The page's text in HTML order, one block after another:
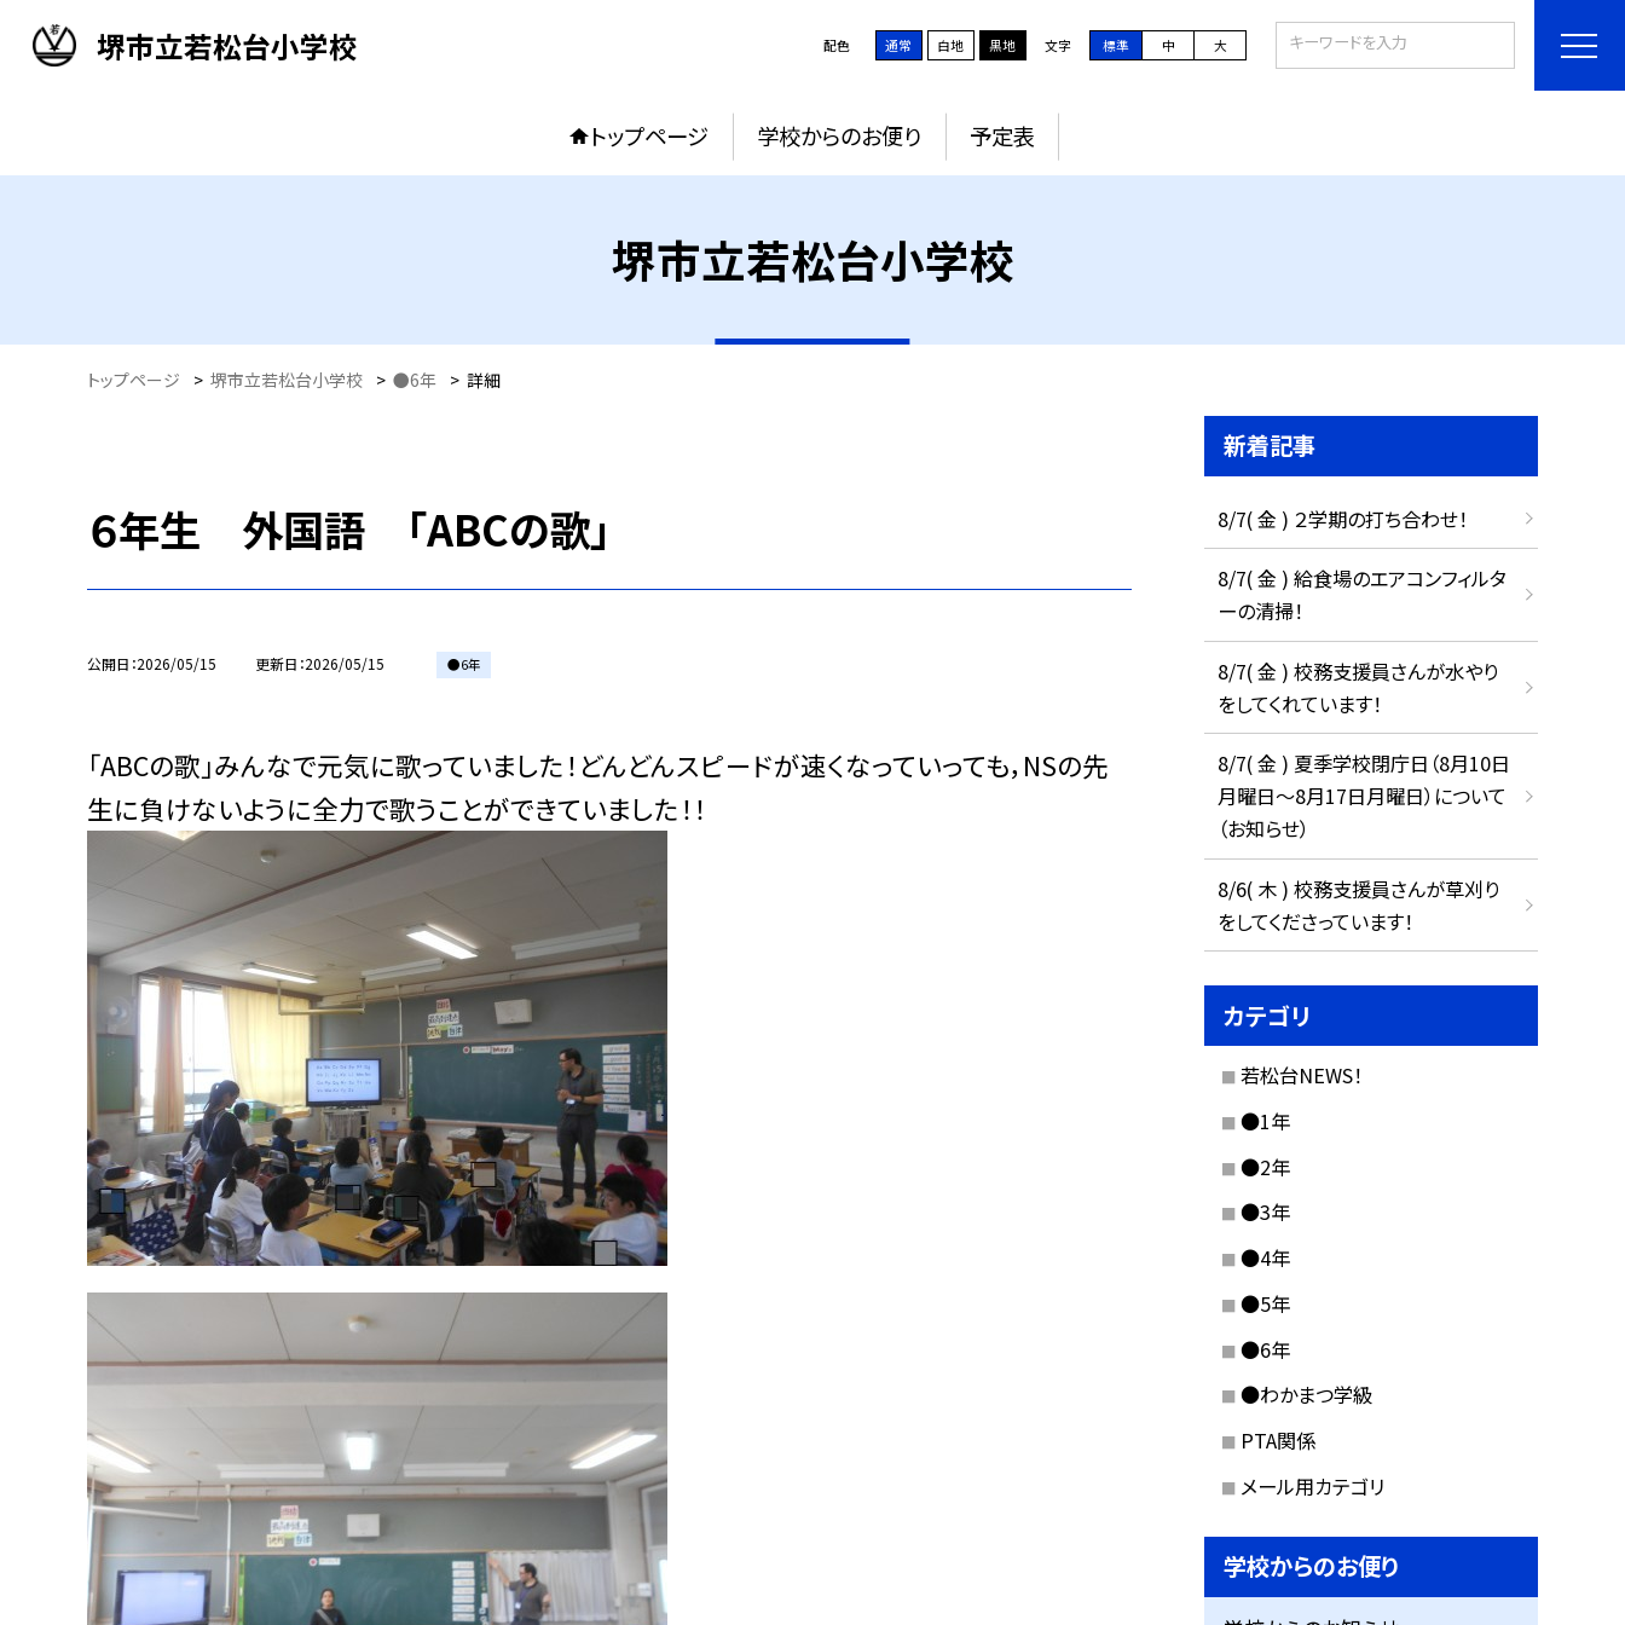
堺市立若松台小学校 配色 通常 白地 黒地 文字 標準 中 大
トップページ 学校からのお便り 予定表
堺市立若松台小学校
トップページ > 堺市立若松台小学校 > ●6年 > 詳細
６年生 外国語 「ABCの歌」
公開日 2026/05/15 更新日 2026/05/15 ●6年
「ABCの歌」みんなで元気に歌っていました！どんどんスピードが速くなっていっても，NSの先
生に負けないように全力で歌うことができていました！！
新着記事
8/7( 金 ) ２学期の打ち合わせ！
8/7( 金 ) 給食場のエアコンフィルタ
ーの清掃！
8/7( 金 ) 校務支援員さんが水やり
をしてくれています！
8/7( 金 ) 夏季学校閉庁日（8月10日
月曜日～8月17日月曜日）について
（お知らせ）
8/6( 木 ) 校務支援員さんが草刈り
をしてくださっています！
カテゴリ
若松台NEWS！
●1年
●2年
●3年
●4年
●5年
●6年
●わかまつ学級
PTA関係
メール用カテゴリ
学校からのお便り